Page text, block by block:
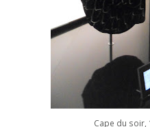
Cape du soir,